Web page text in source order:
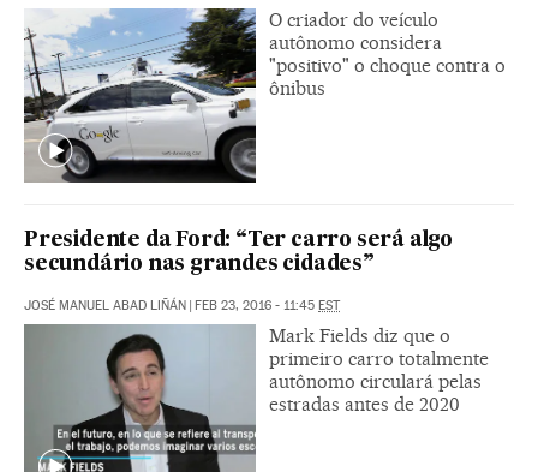
O criador do veículo
autônomo considera
"positivo" o choque contra o
ônibus
Presidente da Ford: “Ter carro será algo
secundário nas grandes cidades”
JOSÉ MANUEL ABAD LIÑÁN | FEB 23, 2016 - 11:45 EST
Mark Fields diz que o
primeiro carro totalmente
autônomo circulará pelas
estradas antes de 2020